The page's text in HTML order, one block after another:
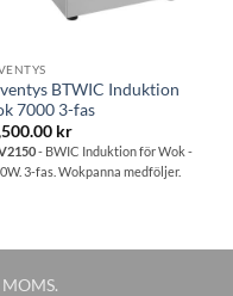
BTWIC Induktion
7000 3-fas
kr
- BWIC Induktion för Wok -
3-fas. Wokpanna medföljer.
MOMS.